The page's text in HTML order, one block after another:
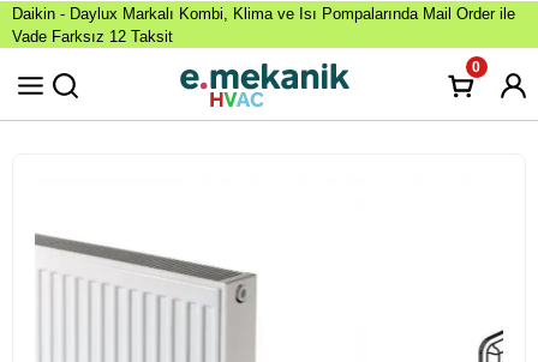
Daikin - Daylux Markalı Kombi, Klima ve Isı Pompalarında Mail Order ile
Vade Farksız 12 Taksit
0